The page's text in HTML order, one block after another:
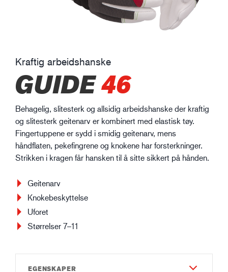
Kraftig arbeidshanske
GUIDE46
Behagelig, slitesterk og allsidig arbeidshanske der kraftig
og slitesterk geitenarv er kombinert med elastisk tøy.
Fingertuppene er sydd i smidig geitenarv, mens
håndflaten, pekefingrene og knokene har forsterkninger.
Strikken i kragen får hansken til å sitte sikkert på hånden.
Geitenarv
Knokebeskyttelse
Uforet
Størrelser 7–11
EGENSKAPER